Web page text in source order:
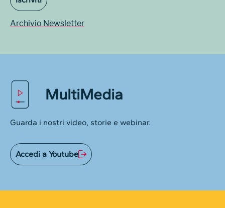
Archivio Newsletter
MultiMedia
Guarda i nostri video, storie e webinar.
Accedi a Youtube